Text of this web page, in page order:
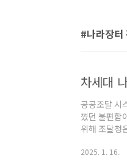
나라장터
차세대
공공조달 시
꼈던 불편함
위해 조달청
번 글에서는
2025. 1. 16.